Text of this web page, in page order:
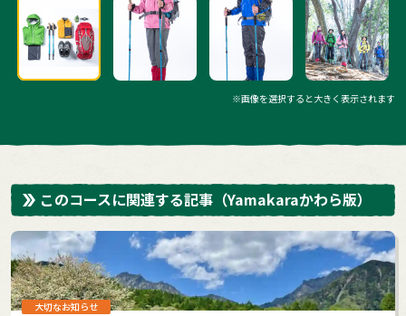
※画像を選択すると大きく表示されます
このコースに関連する記事 （Yamakaraかわら版）
大切なお知らせ